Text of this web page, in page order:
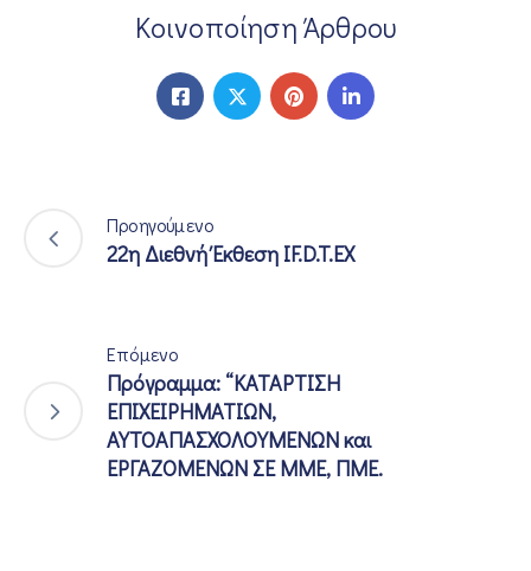
Κοινοποίηση Άρθρου
Προηγούμενο
22η Διεθνή Έκθεση IF.D.T.EX
Επόμενο
Πρόγραμμα: “ΚΑΤΑΡΤΙΣΗ
ΕΠΙΧΕΙΡΗΜΑΤΙΩΝ,
ΑΥΤΟΑΠΑΣΧΟΛΟΥΜΕΝΩΝ και
ΕΡΓΑΖΟΜΕΝΩΝ ΣΕ ΜΜΕ, ΠΜΕ.